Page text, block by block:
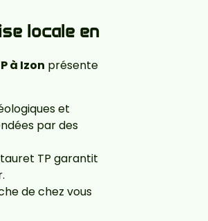
locale en
à Izon présente
et
par des
TP garantit
de chez vous